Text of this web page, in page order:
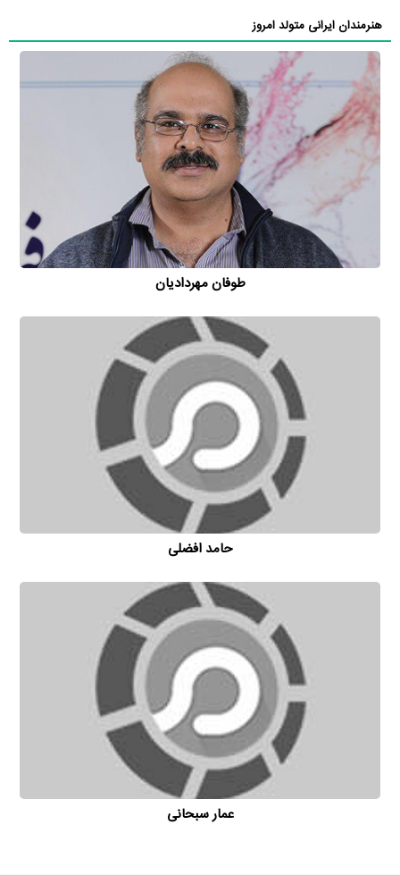
هنرمندان ایرانی متولد امروز
طوفان مهردادیان
حامد افضلی
عمار سبحانی